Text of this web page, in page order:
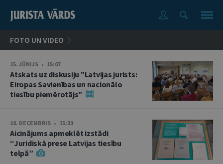
FOTO UN VIDEO
15. JŪNIJS • 15:07
Atskats uz diskusiju "Latvijas jurists:
Eiropas Savienības un nacionālo
tiesību piemērotājs"
18. DECEMBRIS • 15:33
Aicinājums apmeklēt izstādi
“Juridiskā prese Latvijas tiesību
telpā”